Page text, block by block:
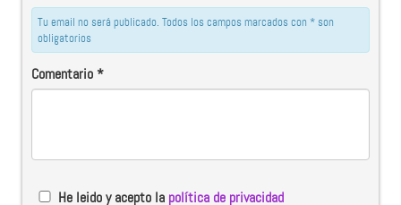
Tu email no será publicado. Todos los campos marcados con * son
obligatorios
Comentario*
He leido y acepto la política de privacidad